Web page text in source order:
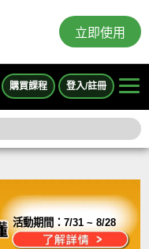
立即使用
購買課程 登入/註冊
活動期間：7/31 ~ 8/28